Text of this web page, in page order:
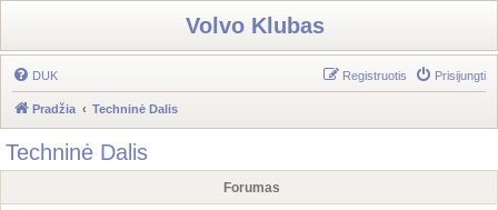
Volvo Klubas
DUK Prisijungti
Registruotis
Pradžia Techninė Dalis
Techninė Dalis
Forumas